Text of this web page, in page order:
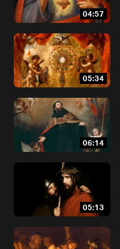
04:57
05:34
06:14
05:13